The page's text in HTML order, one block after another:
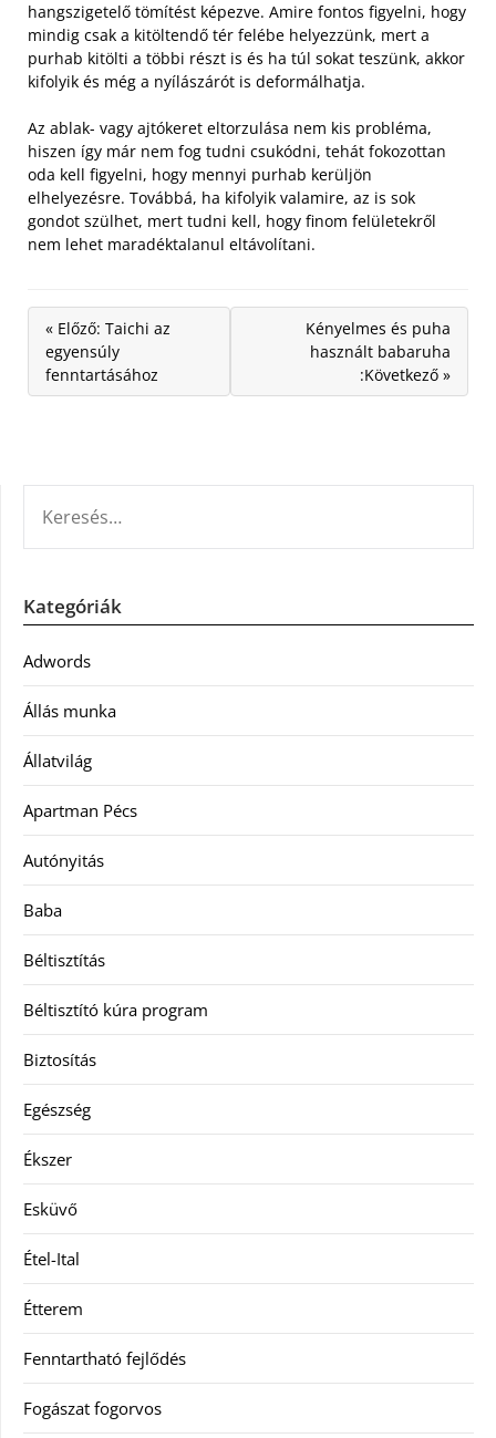
hangszigetelő tömítést képezve. Amire fontos figyelni, hogy
mindig csak a kitöltendő tér felébe helyezzünk, mert a
purhab kitölti a többi részt is és ha túl sokat teszünk, akkor
kifolyik és még a nyílászárót is deformálhatja.
Az ablak- vagy ajtókeret eltorzulása nem kis probléma,
hiszen így már nem fog tudni csukódni, tehát fokozottan
oda kell figyelni, hogy mennyi purhab kerüljön
elhelyezésre. Továbbá, ha kifolyik valamire, az is sok
gondot szülhet, mert tudni kell, hogy finom felületekről
nem lehet maradéktalanul eltávolítani.
« Előző: Taichi az
egyensúly
fenntartásához
Kényelmes és puha
használt babaruha
:Következő »
Kategóriák
Adwords
Állás munka
Állatvilág
Apartman Pécs
Autónyitás
Baba
Béltisztítás
Béltisztító kúra program
Biztosítás
Egészség
Ékszer
Esküvő
Étel-Ital
Étterem
Fenntartható fejlődés
Fogászat fogorvos